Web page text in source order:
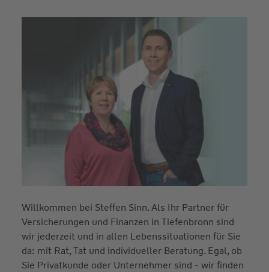
Willkommen bei Steffen Sinn. Als Ihr Partner für
Versicherungen und Finanzen in Tiefenbronn sind
wir jederzeit und in allen Lebenssituationen für Sie
da: mit Rat, Tat und individueller Beratung. Egal, ob
Sie Privatkunde oder Unternehmer sind - wir finden